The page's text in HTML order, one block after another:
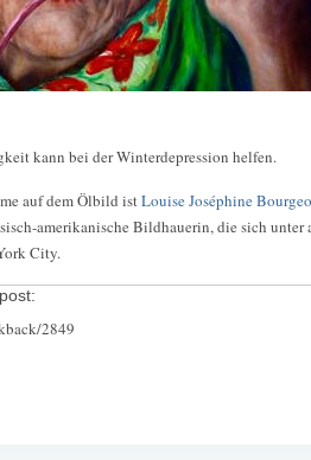
kann bei der Winterdepression helfen.
auf dem Ölbild istLouise Joséphine
amerikanische Bildhauerin, die sich
City.
2849